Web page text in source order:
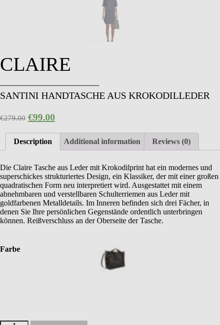
CLAIRE
SANTINI HANDTASCHE AUS KROKODILLEDER
€279.00 €99.00
Description Additional information Reviews (0)
Die Claire Tasche aus Leder mit Krokodilprint hat ein modernes und
superschickes strukturiertes Design, ein Klassiker, der mit einer großen
quadratischen Form neu interpretiert wird. Ausgestattet mit einem
abnehmbaren und verstellbaren Schulterriemen aus Leder mit
goldfarbenen Metalldetails. Im Inneren befinden sich drei Fächer, in
denen Sie Ihre persönlichen Gegenstände ordentlich unterbringen
können. Reißverschluss an der Oberseite der Tasche.
Farbe